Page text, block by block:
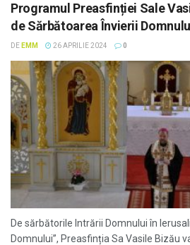
Programul Preasfinției Sale
de Sărbătoarea Învierii
DE EMM 26 APRILIE 2024 0
De sărbătorile Intrării Domnului în
Domnului”, Preasfinția Sa Vasile Bizău